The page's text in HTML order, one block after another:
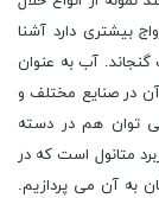
بیشتری دارد آشنا
آب به عنوان
آن در صنایع مختلف و
می توان هم در دسته
متانول است که در
به آن می پردازیم.